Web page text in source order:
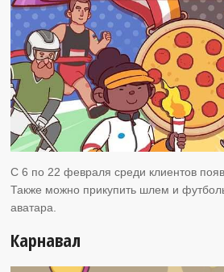
С 6 по 22 февраля среди клиентов
Также можно прикупить шлем и
аватара.
Карнавал